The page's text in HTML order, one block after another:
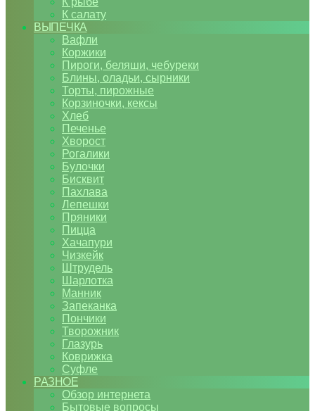
К салату
ВЫПЕЧКА
Вафли
Коржики
Пироги, беляши, чебуреки
Блины, оладьи, сырники
Торты, пирожные
Корзиночки, кексы
Хлеб
Печенье
Хворост
Рогалики
Булочки
Бисквит
Пахлава
Лепешки
Пряники
Пицца
Хачапури
Чизкейк
Штрудель
Шарлотка
Манник
Запеканка
Пончики
Творожник
Глазурь
Коврижка
Суфле
РАЗНОЕ
Обзор интернета
Бытовые вопросы